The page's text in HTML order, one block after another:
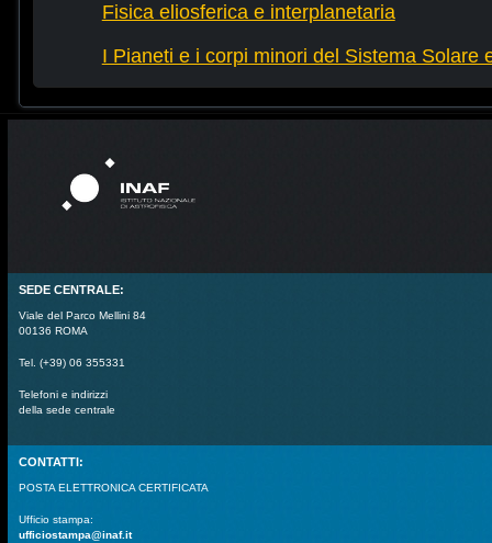
Fisica eliosferica e interplanetaria
I Pianeti e i corpi minori del Sistema Solare
SEDE CENTRALE:
Viale del Parco Mellini 84
00136 ROMA
Tel. (+39) 06 355331
Telefoni e indirizzi
della sede centrale
CONTATTI:
POSTA ELETTRONICA CERTIFICATA
Ufficio stampa:
ufficiostampa@inaf.it